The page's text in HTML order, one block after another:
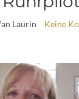
Laurin Keine